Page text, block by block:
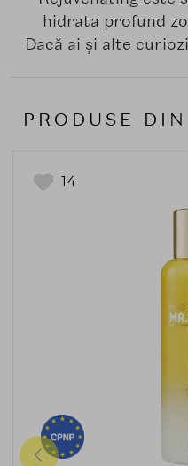
hidrata profund
Dacă ai și alte
PRODUSE
14